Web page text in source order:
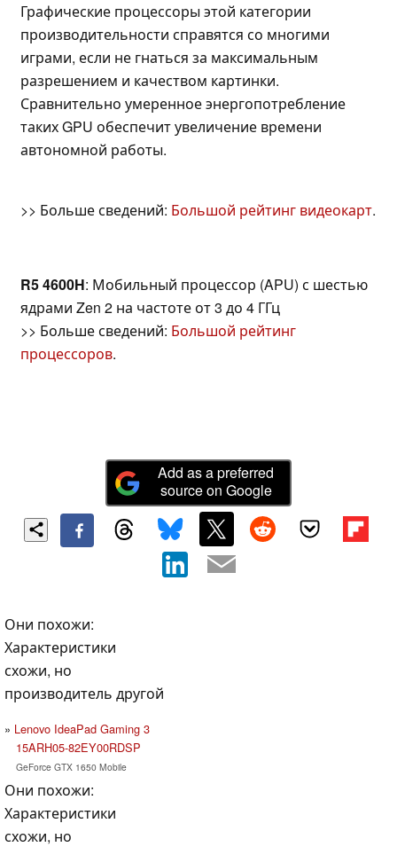
Графические процессоры этой категории
производительности справятся со многими
играми, если не гнаться за максимальным
разрешением и качеством картинки.
Сравнительно умеренное энергопотребление
таких GPU обеспечит увеличение времени
автономной работы.
>> Больше сведений: Большой рейтинг видеокарт.
R5 4600H: Мобильный процессор (APU) с шестью
ядрами Zen 2 на частоте от 3 до 4 ГГц
>> Больше сведений: Большой рейтинг
процессоров.
Add as a preferred
source on Google
Они похожи:
Характеристики
схожи, но
производитель другой
Lenovo IdeaPad Gaming 3
15ARH05-82EY00RDSP
GeForce GTX 1650 Mobile
Они похожи:
Характеристики
схожи, но